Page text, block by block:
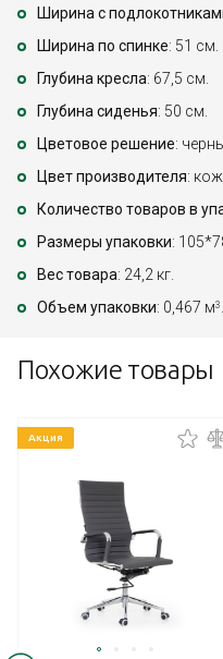
Ширина с
Ширина по спинке: 51 см.
Глубина кресла: 67,5 см.
Глубина сиденья: 50 см.
Цветовое решение:
Цвет производителя:
Количество товаров в
Размеры упаковки:
Вес товара: 24,2 кг.
Объем упаковки: 0,467 м3
Похожие товары
Акция